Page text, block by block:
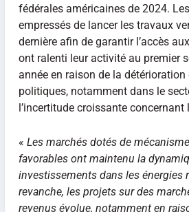
fédérales américaines de 2024.
empressés de lancer les travaux
dernière afin de garantir l’accès
ont ralenti leur activité au premier
année en raison de la
politiques, notamment dans le
l’incertitude croissante concernant
« Les marchés dotés de
favorables ont maintenu la
investissements dans les énergies
revanche, les projets sur des
revenus évolue, notamment en